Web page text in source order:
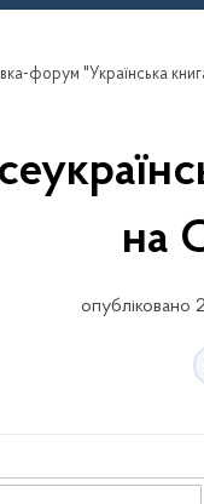
форум "Українська
на
опубліковано